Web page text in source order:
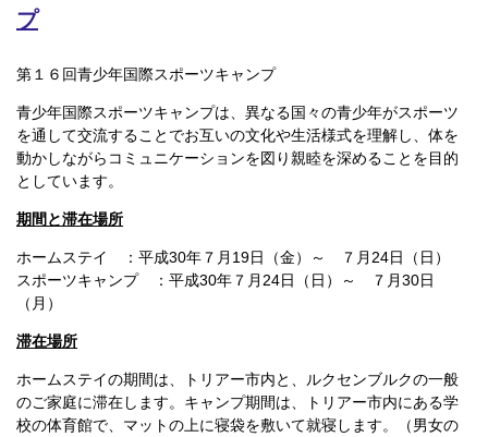
プ
第１６回青少年国際スポーツキャンプ
青少年国際スポーツキャンプは、異なる国々の青少年がスポーツ
を通して交流することでお互いの文化や生活様式を理解し、体を
動かしながらコミュニケーションを図り親睦を深めることを目的
としています。
期間と滞在場所
ホームステイ ：平成30年７月19日（金）～ ７月24日（日）
スポーツキャンプ ：平成30年７月24日（日）～ ７月30日
（月）
滞在場所
ホームステイの期間は、トリアー市内と、ルクセンブルクの一般
のご家庭に滞在します。キャンプ期間は、トリアー市内にある学
校の体育館で、マットの上に寝袋を敷いて就寝します。（男女の